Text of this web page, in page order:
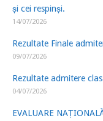
și cei respinși.
14/07/2026
Rezultate Finale
09/07/2026
Rezultate admitere
04/07/2026
EVALUARE